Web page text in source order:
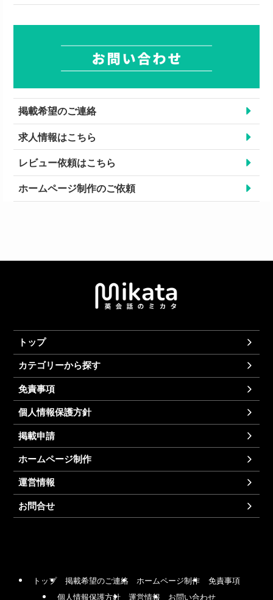
掲載希望のご連絡
求人情報はこちら
レビュー依頼はこちら
ホームページ制作のご依頼
トップ
カテゴリーから探す
免責事項
個人情報保護方針
掲載申請
ホームページ制作
運営情報
お問合せ
トップ 掲載希望のご連絡 ホームページ制作
免責事項
個人情報保護方針
運営情報 お問い合わせ